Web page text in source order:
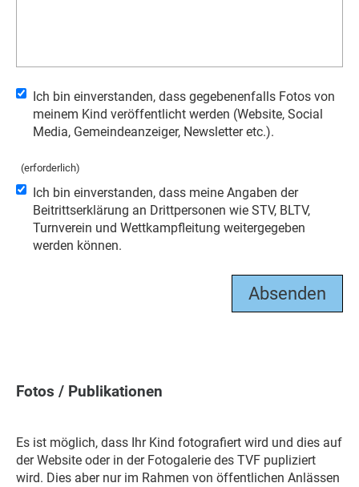
Ich bin einverstanden, dass gegebenenfalls Fotos von
meinem Kind veröffentlicht werden (Website, Social
Media, Gemeindeanzeiger, Newsletter etc.).
(erforderlich)
Ich bin einverstanden, dass meine Angaben der
Beitrittserklärung an Drittpersonen wie STV, BLTV,
Turnverein und Wettkampfleitung weitergegeben
werden können.
Fotos / Publikationen
Es ist möglich, dass Ihr Kind fotografiert wird und dies auf
der Website oder in der Fotogalerie des TVF pupliziert
wird. Dies aber nur im Rahmen von öffentlichen Anlässen